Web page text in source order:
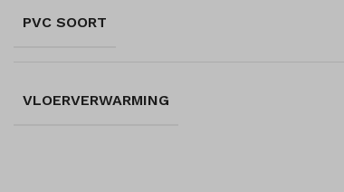
PVC SOORT
VLOERVERWARMING